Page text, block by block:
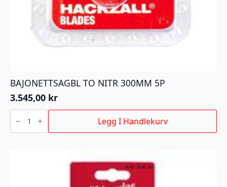
BAJONETTSAGBL TO NITR 300MM 5P
3.545,00 kr
BAJONETTSAGBL
TO
300MM
Legg I Handlekurv